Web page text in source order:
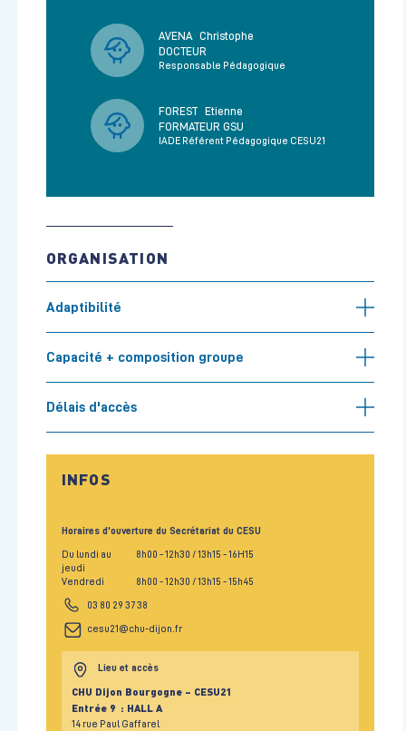
AVENA
Christophe
DOCTEUR
Responsable Pédagogique
FOREST
Etienne
FORMATEUR GSU
IADE Référent Pédagogique CESU21
ORGANISATION
Adaptibilité
Capacité + composition groupe
Délais d'accès
INFOS
Horaires d'ouverture du Secrétariat du CESU
Du lundi au
jeudi
8h00 - 12h30 / 13h15 - 16H15
Vendredi 8h00 - 12h30 / 13h15 - 15h45
03 80 29 37 38
cesu21@chu-dijon.fr
Lieu et accès
CHU Dijon Bourgogne – CESU21
Entrée 9 : HALL A
14 rue Paul Gaffarel